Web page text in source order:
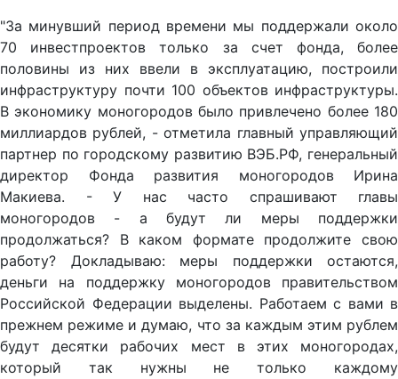
"За минувший период времени мы поддержали около
70 инвестпроектов только за счет фонда, более
половины из них ввели в эксплуатацию, построили
инфраструктуру почти 100 объектов инфраструктуры.
В экономику моногородов было привлечено более 180
миллиардов рублей, - отметила главный управляющий
партнер по городскому развитию ВЭБ.РФ, генеральный
директор Фонда развития моногородов Ирина
Макиева. - У нас часто спрашивают главы
моногородов - а будут ли меры поддержки
продолжаться? В каком формате продолжите свою
работу? Докладываю: меры поддержки остаются,
деньги на поддержку моногородов правительством
Российской Федерации выделены. Работаем с вами в
прежнем режиме и думаю, что за каждым этим рублем
будут десятки рабочих мест в этих моногородах,
который так нужны не только каждому